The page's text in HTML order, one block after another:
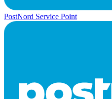
PostNord Service Point